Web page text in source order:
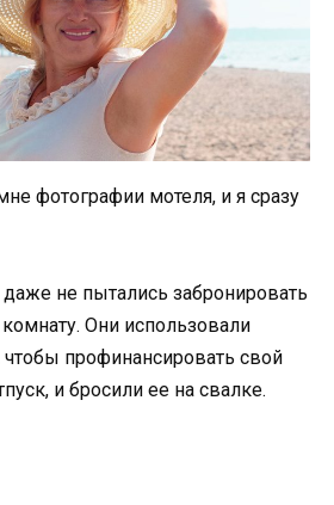
фотографии мотеля, и я сразу
не пытались забронировать
Они использовали
профинансировать свой
и бросили ее на свалке.